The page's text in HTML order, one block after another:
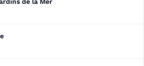
de la Mer